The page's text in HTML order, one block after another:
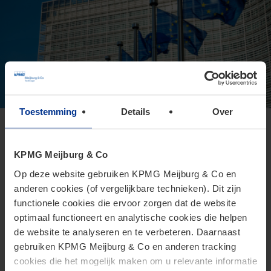
Toestemming Details Over
KPMG Meijburg & Co
Op deze website gebruiken KPMG Meijburg & Co en
anderen cookies (of vergelijkbare technieken). Dit zijn
functionele cookies die ervoor zorgen dat de website
optimaal functioneert en analytische cookies die helpen
de website te analyseren en te verbeteren. Daarnaast
gebruiken KPMG Meijburg & Co en anderen tracking
cookies die het mogelijk maken om u relevante informatie
voorstel voor Direct Tax Omnibus
24 juni 2026
Het Omnibusvoorstel is een ambitieus richtlijnvoorstel dat
beoogt administratieve versoepelingen en
lastenverlichtingen te introduceren voor belastingplichtigen.